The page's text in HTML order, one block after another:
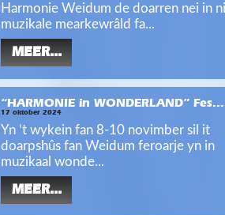
Harmonie Weidum de doarren nei in
muzikale mearkewrâld fa...
MEER...
“HARMONIE in WONDERLAND” Fes...
17 oktober 2024
Yn ‘t wykein fan 8-10 novimber sil it
doarpshûs fan Weidum feroarje yn in
muzikaal wonde...
MEER...